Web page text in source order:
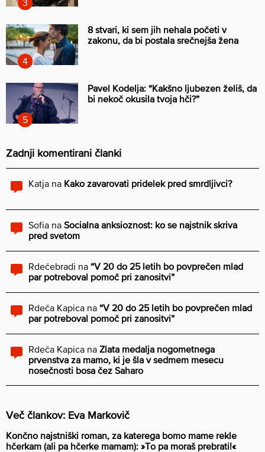
8 stvari, ki sem jih nehala početi v
zakonu, da bi postala srečnejša žena
Pavel Kodelja: “Kakšno ljubezen želiš, da
bi nekoč okusila tvoja hči?”
Zadnji komentirani članki
Katja na Kako zavarovati pridelek pred smrdljivci?
Sofia na Socialna anksioznost: ko se najstnik skriva
pred svetom
Rdečebradi na “V 20 do 25 letih bo povprečen mlad
par potreboval pomoč pri zanositvi”
Rdeča Kapica na “V 20 do 25 letih bo povprečen mlad
par potreboval pomoč pri zanositvi”
Rdeča Kapica na Zlata medalja nogometnega
prvenstva za mamo, ki je šla v sedmem mesecu
nosečnosti bosa čez Saharo
Več člankov: Eva Markovič
Končno najstniški roman, za katerega bomo mame rekle
hčerkam (ali pa hčerke mamam): »To pa moraš prebrati!«